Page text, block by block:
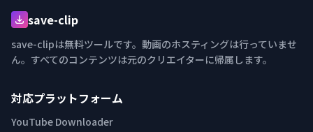
save-clip
save-clipは無料ツールです。動画のホスティングは行っていませ
ん。すべてのコンテンツは元のクリエイターに帰属します。
対応プラットフォーム
YouTube Downloader